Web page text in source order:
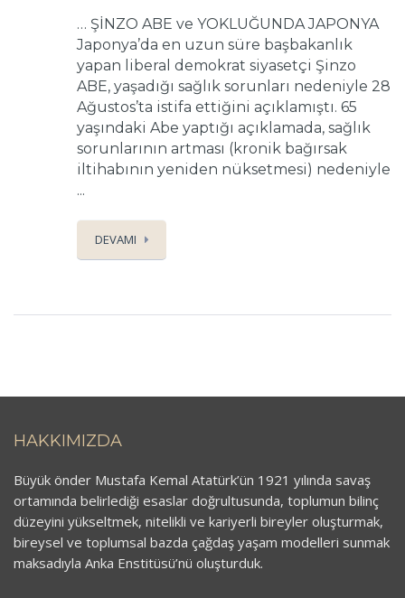
… ŞİNZO ABE ve YOKLUĞUNDA JAPONYA
Japonya’da en uzun süre başbakanlık
yapan liberal demokrat siyasetçi Şinzo
ABE, yaşadığı sağlık sorunları nedeniyle 28
Ağustos’ta istifa ettiğini açıklamıştı. 65
yaşındaki Abe yaptığı açıklamada, sağlık
sorunlarının artması (kronik bağırsak
iltihabının yeniden nüksetmesi) nedeniyle
...
DEVAMI
HAKKIMIZDA
Büyük önder Mustafa Kemal Atatürk’ün 1921 yılında savaş
ortamında belirlediği esaslar doğrultusunda, toplumun bilinç
düzeyini yükseltmek, nitelikli ve kariyerli bireyler oluşturmak,
bireysel ve toplumsal bazda çağdaş yaşam modelleri sunmak
maksadıyla Anka Enstitüsü’nü oluşturduk.